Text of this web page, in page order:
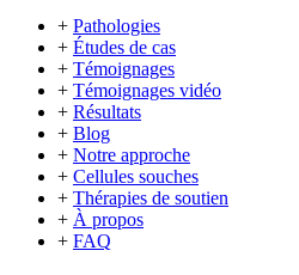
+ Pathologies
+ Études de cas
+ Témoignages
+ Témoignages vidéo
+ Résultats
+ Blog
+ Notre approche
+ Cellules souches
+ Thérapies de soutien
+ À propos
+ FAQ